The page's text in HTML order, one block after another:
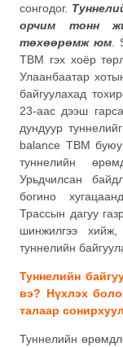
сонгодог.
орчим тонн
төхөөрөмж юм.
TBM гэх хоёр
Улаанбаатар
байгуулахад
23-аас дээш
дундуур
balance TBM буюу
туннелийн
Урьдчилсан
богино
Трассын дагуу
шинжилгээ
туннелийн
Туннелийн
вэ? Нүхлэх
талаар
Туннелийн